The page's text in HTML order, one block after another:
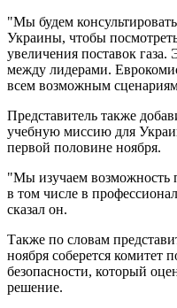
"Мы будем
Украины, чтобы
увеличения поставок
между лидерами.
всем возможным
Представитель также
учебную миссию для
первой половине ноября.
"Мы изучаем возможность
в том числе в
сказал он.
Также по словам
ноября соберется комитет
безопасности, который
решение.